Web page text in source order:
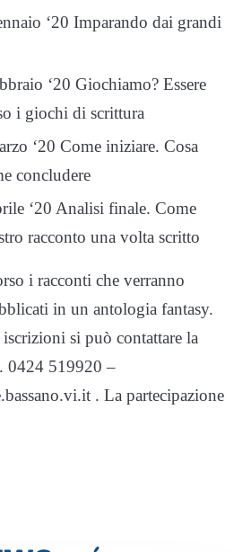
‘20 Imparando dai grandi
‘20 Giochiamo? Essere
i giochi di scrittura
‘20 Come iniziare. Cosa
concludere
‘20 Analisi finale. Come
racconto una volta scritto
i racconti che verranno
in un antologia fantasy.
si può contattare la
0424 519920 –
. La partecipazione